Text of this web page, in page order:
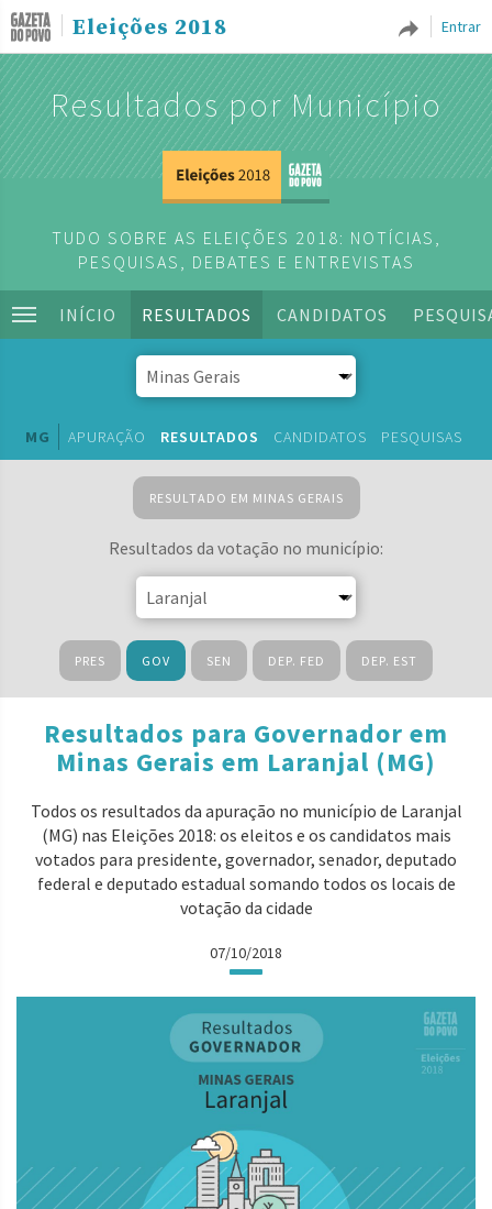
Entrar
Eleições 2018
Resultados por Município
TUDO SOBRE AS ELEIÇÕES 2018: NOTÍCIAS,
PESQUISAS, DEBATES E ENTREVISTAS
INÍCIO RESULTADOS CANDIDATOS
MG APURAÇÃO RESULTADOS CANDIDATOS PESQUISAS
RESULTADO EM MINAS GERAIS
Resultados da votação no município:
PRES GOV SEN DEP. FED DEP. EST
Resultados para Governador em
Minas Gerais em Laranjal (MG)
Todos os resultados da apuração no município de Laranjal
(MG) nas Eleições 2018: os eleitos e os candidatos mais
votados para presidente, governador, senador, deputado
federal e deputado estadual somando todos os locais de
votação da cidade
07/10/2018